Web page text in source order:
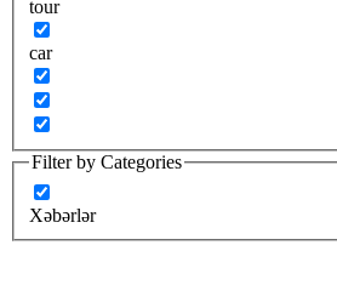
tour
car
Filter by Categories
Xəbərlər